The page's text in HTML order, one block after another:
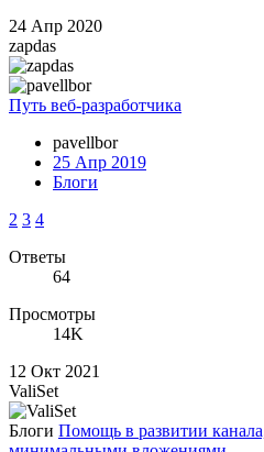
24 Апр 2020
zapdas
Путь веб-разработчика
pavellbor
25 Апр 2019
Блоги
2 3 4
Ответы
64
Просмотры
14K
12 Окт 2021
ValiSet
Блоги Помощь в развитии